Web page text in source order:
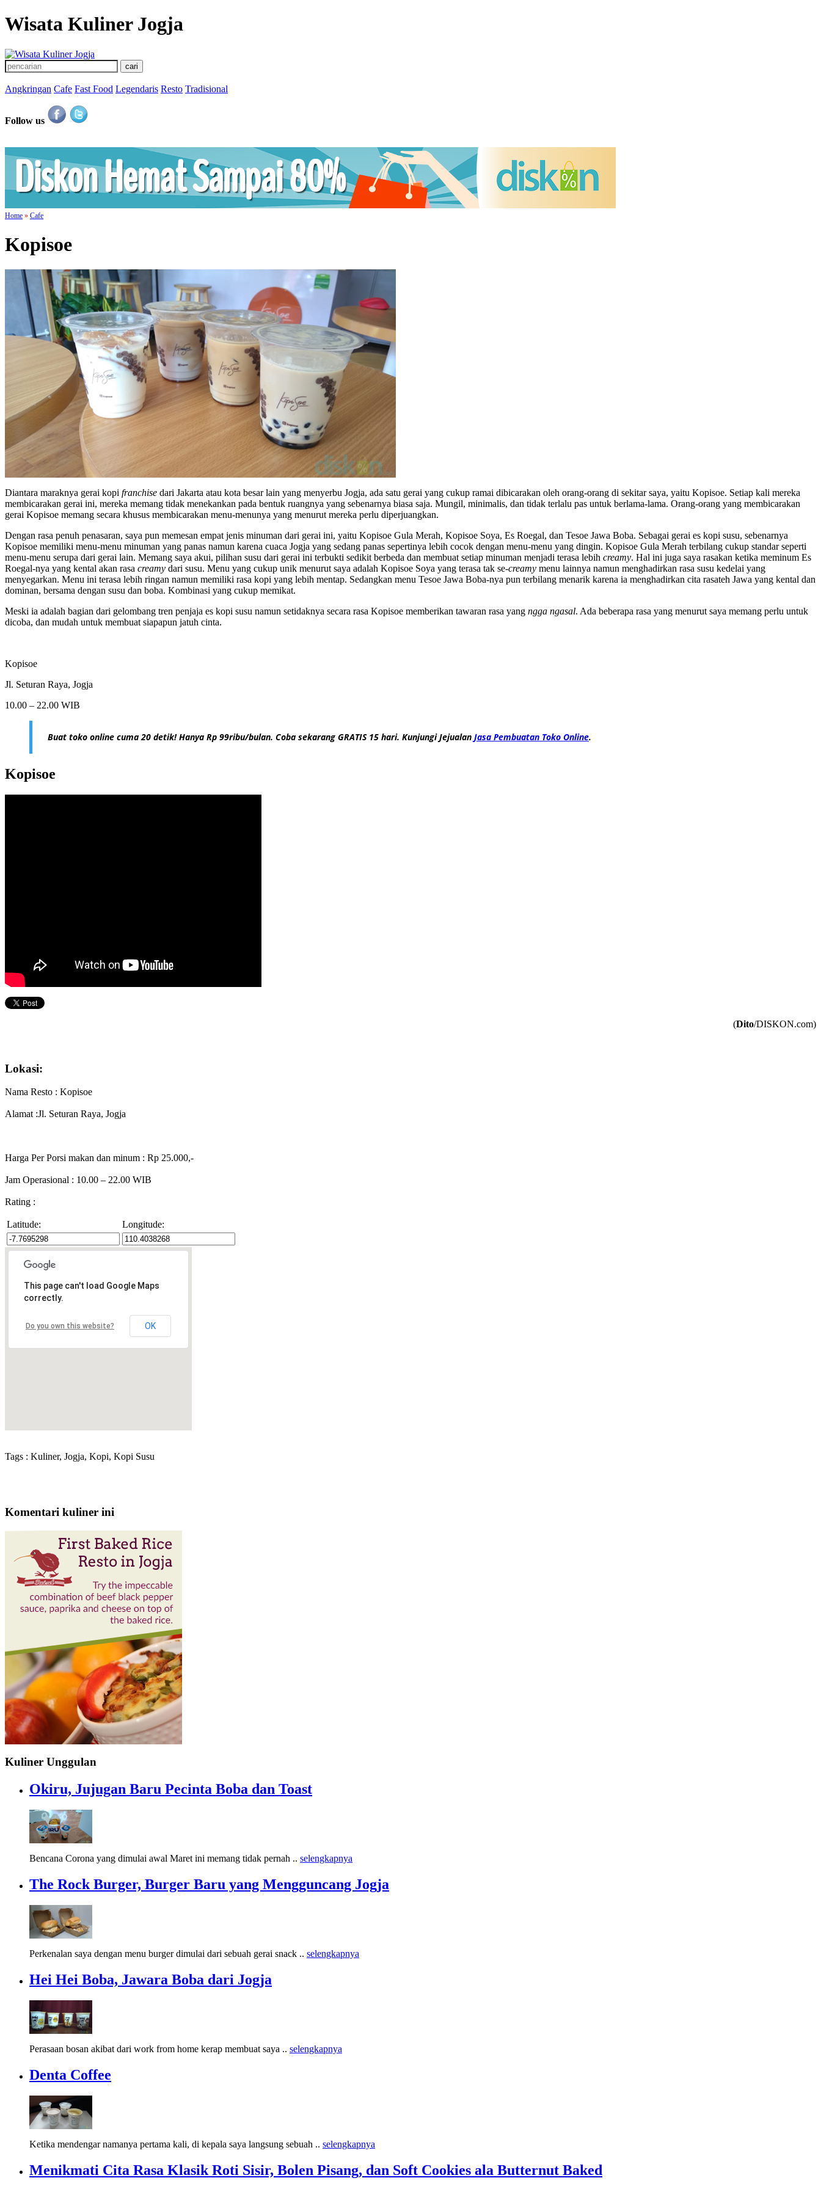
Wisata Kuliner Jogja
Angkringan Cafe Fast Food Legendaris Resto Tradisional
Follow us
Home » Cafe
Kopisoe
Diantara maraknya gerai kopi franchise dari Jakarta atau kota besar lain yang menyerbu Jogja, ada satu gerai yang cukup ramai dibicarakan oleh orang-orang di sekitar saya, yaitu Kopisoe. Setiap kali mereka
membicarakan gerai ini, mereka memang tidak menekankan pada bentuk ruangnya yang sebenarnya biasa saja. Mungil, minimalis, dan tidak terlalu pas untuk berlama-lama. Orang-orang yang membicarakan
gerai Kopisoe memang secara khusus membicarakan menu-menunya yang menurut mereka perlu diperjuangkan.
Dengan rasa penuh penasaran, saya pun memesan empat jenis minuman dari gerai ini, yaitu Kopisoe Gula Merah, Kopisoe Soya, Es Roegal, dan Tesoe Jawa Boba. Sebagai gerai es kopi susu, sebenarnya
Kopisoe memiliki menu-menu minuman yang panas namun karena cuaca Jogja yang sedang panas sepertinya lebih cocok dengan menu-menu yang dingin. Kopisoe Gula Merah terbilang cukup standar seperti
menu-menu serupa dari gerai lain. Memang saya akui, pilihan susu dari gerai ini terbukti sedikit berbeda dan membuat setiap minuman menjadi terasa lebih creamy. Hal ini juga saya rasakan ketika meminum Es
Roegal-nya yang kental akan rasa creamy dari susu. Menu yang cukup unik menurut saya adalah Kopisoe Soya yang terasa tak se-creamy menu lainnya namun menghadirkan rasa susu kedelai yang
menyegarkan. Menu ini terasa lebih ringan namun memiliki rasa kopi yang lebih mentap. Sedangkan menu Tesoe Jawa Boba-nya pun terbilang menarik karena ia menghadirkan cita rasateh Jawa yang kental dan
dominan, bersama dengan susu dan boba. Kombinasi yang cukup memikat.
Meski ia adalah bagian dari gelombang tren penjaja es kopi susu namun setidaknya secara rasa Kopisoe memberikan tawaran rasa yang ngga ngasal. Ada beberapa rasa yang menurut saya memang perlu untuk
dicoba, dan mudah untuk membuat siapapun jatuh cinta.
Kopisoe
Jl. Seturan Raya, Jogja
10.00 – 22.00 WIB
Buat toko online cuma 20 detik! Hanya Rp 99ribu/bulan. Coba sekarang GRATIS 15 hari. Kunjungi Jejualan Jasa Pembuatan Toko Online.
Kopisoe
(Dito/DISKON.com)
Lokasi:
Nama Resto : Kopisoe
Alamat :Jl. Seturan Raya, Jogja
Harga Per Porsi makan dan minum : Rp 25.000,-
Jam Operasional : 10.00 – 22.00 WIB
Rating :
Latitude: Longitude:
This page can't load Google Maps
correctly.
Do you own this website? OK
Tags : Kuliner, Jogja, Kopi, Kopi Susu
Komentari kuliner ini
Kuliner Unggulan
Okiru, Jujugan Baru Pecinta Boba dan Toast
Bencana Corona yang dimulai awal Maret ini memang tidak pernah .. selengkapnya
The Rock Burger, Burger Baru yang Mengguncang Jogja
Perkenalan saya dengan menu burger dimulai dari sebuah gerai snack .. selengkapnya
Hei Hei Boba, Jawara Boba dari Jogja
Perasaan bosan akibat dari work from home kerap membuat saya .. selengkapnya
Denta Coffee
Ketika mendengar namanya pertama kali, di kepala saya langsung sebuah .. selengkapnya
Menikmati Cita Rasa Klasik Roti Sisir, Bolen Pisang, dan Soft Cookies ala Butternut Baked